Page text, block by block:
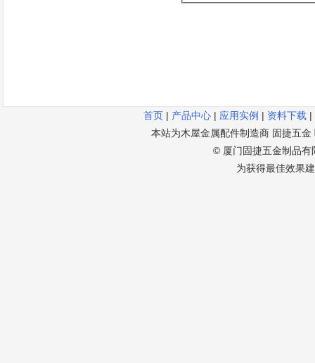
首页 | 产品中心 | 应用实例 | 资料下载 |
本站为木屋金属配件制造商 固捷五
© 厦门固捷五金制品有
为获得最佳效果